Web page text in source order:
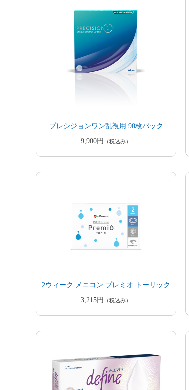
プレシジョンワン乱視用 90枚パック
9,900円
（税込み）
2ウィーク メニコン プレミオ トーリック
3,215円
（税込み）